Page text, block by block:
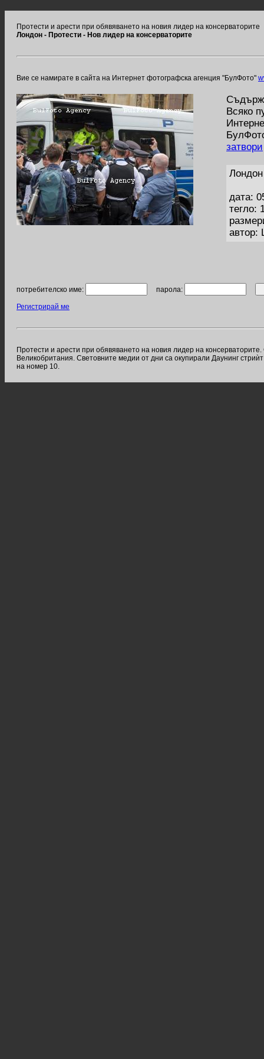
Протести и арести при обявяването на новия лидер на консерваторите
Лондон - Протести - Нов лидер на консерваторите
Вие се намирате в сайта на Интернет фотографска агенция "БулФото"
Всяко
затвори
дата:
тегло:
автор:
потребителско име: парола:
Регистрирай ме
Протести и арести при обявяването на новия лидер на
Великобритания. Световните медии от дни са окупирали Даунинг
на номер 10.